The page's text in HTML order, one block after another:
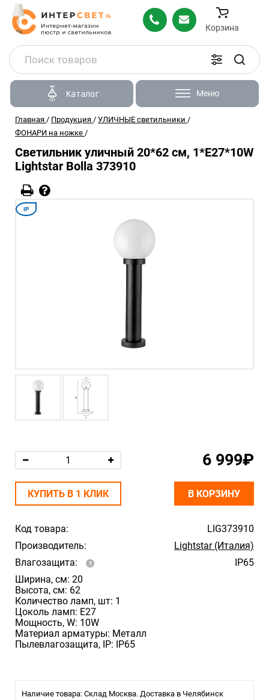
Корзина
Каталог Меню
Главная / Продукция / УЛИЧНЫЕ светильники /
ФОНАРИ на ножке /
Светильник уличный 20*62 см, 1*E27*10W
Lightstar Bolla 373910
IP
Код товара:
LIG373910
Производитель:
Lightstar (Италия)
Влагозащита:
IP65
Ширина, см: 20
Высота, см: 62
Количество ламп, шт: 1
Цоколь ламп: E27
Мощность, W: 10W
Материал арматуры: Металл
Пылевлагозащита, IP: IP65
Наличие товара: Склад Москва. Доставка в Челябинск
6 999₽
КУПИТЬ В 1 КЛИК В КОРЗИНУ